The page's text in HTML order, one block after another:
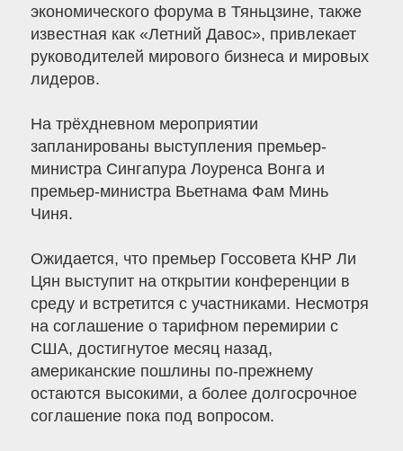
экономического форума в Тяньцзине, также
известная как «Летний Давос», привлекает
руководителей мирового бизнеса и мировых
лидеров.
На трёхдневном мероприятии
запланированы выступления премьер-
министра Сингапура Лоуренса Вонга и
премьер-министра Вьетнама Фам Минь
Чиня.
Ожидается, что премьер Госсовета КНР Ли
Цян выступит на открытии конференции в
среду и встретится с участниками. Несмотря
на соглашение о тарифном перемирии с
США, достигнутое месяц назад,
американские пошлины по-прежнему
остаются высокими, а более долгосрочное
соглашение пока под вопросом.